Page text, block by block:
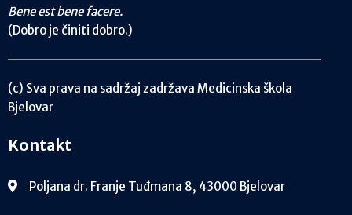
Bene est bene facere.
(Dobro je činiti dobro.)
(c) Sva prava na sadržaj zadržava Medicinska škola
Bjelovar
Kontakt
Poljana dr. Franje Tuđmana 8, 43000 Bjelovar